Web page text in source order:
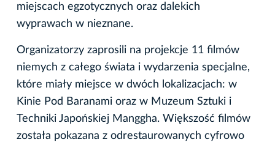
miejscach egzotycznych oraz dalekich
wyprawach w nieznane.
Organizatorzy zaprosili na projekcje 11 filmów
niemych z całego świata i wydarzenia specjalne,
które miały miejsce w dwóch lokalizacjach: w
Kinie Pod Baranami oraz w Muzeum Sztuki i
Techniki Japońskiej Manggha. Większość filmów
została pokazana z odrestaurowanych cyfrowo